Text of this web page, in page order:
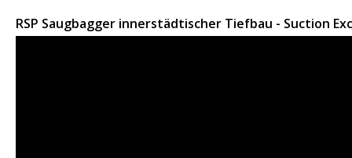
RSP Saugbagger innerstädtischer Tiefbau - Suction